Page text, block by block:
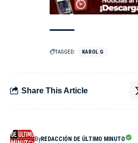
TAGGED: KAROL G
Share This Article
ByREDACCIÓN DE ÚLTIMO MINUTO